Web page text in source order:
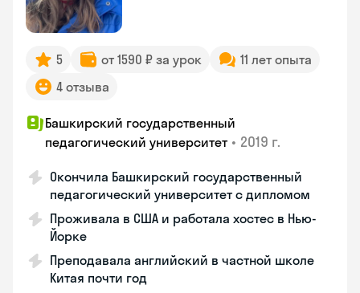
5 от 1590 ₽ за урок
11 лет опыта
4 отзыва
Башкирский государственный
педагогический университет • 2019 г.
Окончила Башкирский государственный
педагогический университет с дипломом
Проживала в США и работала хостес в Нью-
Йорке
Преподавала английский в частной школе
Китая почти год